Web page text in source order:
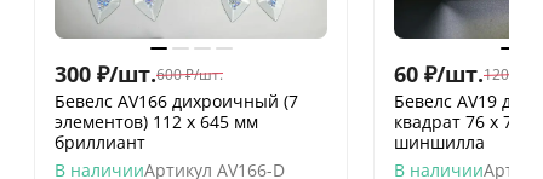
300 ₽/шт.600 ₽/шт.
Бевелс AV166 дихроичный (7
элементов) 112 х 645 мм
бриллиант
В наличииАртикул AV166-D
60 ₽/шт.120
Бевелс AV19
квадрат 76 х 76
шиншилла
В наличии